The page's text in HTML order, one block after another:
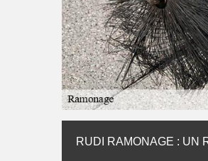
RUDI RAMONAGE : UN